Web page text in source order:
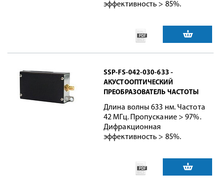
эффективность > 85%.
SSP-FS-042-030-633 -
АКУСТООПТИЧЕСКИЙ
ПРЕОБРАЗОВАТЕЛЬ ЧАСТОТЫ
Длина волны 633 нм. Частота
42 МГц. Пропускание > 97%.
Дифракционная
эффективность > 85%.